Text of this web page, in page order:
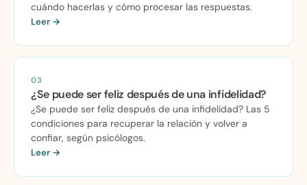
cuándo hacerlas y cómo procesar las respuestas.
Leer →
03
¿Se puede ser feliz después de una infidelidad?
¿Se puede ser feliz después de una infidelidad? Las 5
condiciones para recuperar la relación y volver a
confiar, según psicólogos.
Leer →